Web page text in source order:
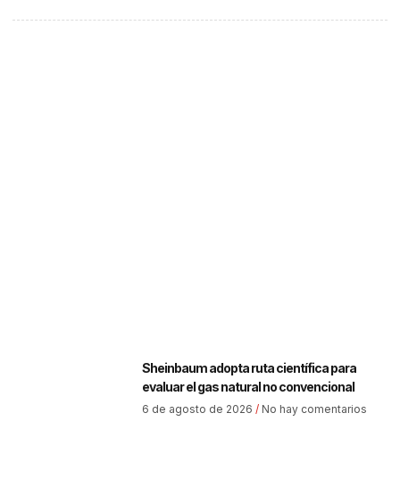
Sheinbaum adopta ruta científica para
evaluar el gas natural no convencional
6 de agosto de 2026 No hay comentarios